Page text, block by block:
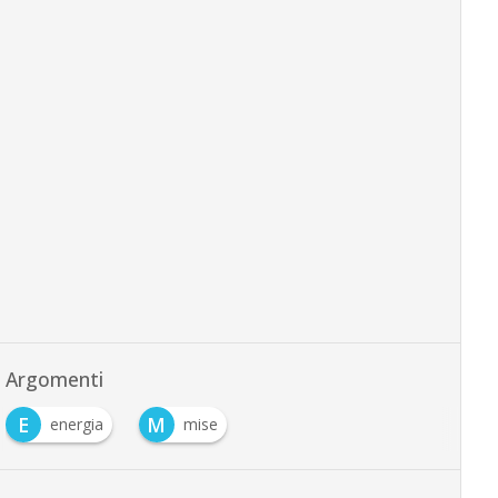
Argomenti
E
energia M mise